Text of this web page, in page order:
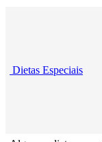
Dietas Especiais